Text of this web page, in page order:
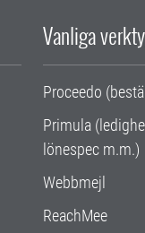
Vanliga
Proceedo
Primula
lönespec m.m.)
Webbmejl
ReachMee